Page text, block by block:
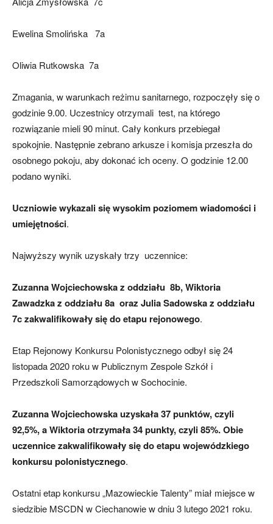
Ewelina Smolińska 7a
Oliwia Rutkowska 7a
Zmagania, w warunkach reżimu sanitarnego, rozpoczęły się o
godzinie 9.00. Uczestnicy otrzymali test, na którego
rozwiązanie mieli 90 minut. Cały konkurs przebiegał
spokojnie. Następnie zebrano arkusze i komisja przeszła do
osobnego pokoju, aby dokonać ich oceny. O godzinie 12.00
podano wyniki.
Uczniowie wykazali się wysokim poziomem wiadomości i
umiejętności.
Najwyższy wynik uzyskały trzy uczennice:
Zuzanna Wojciechowska z oddziału 8b, Wiktoria
Zawadzka z oddziału 8a oraz Julia Sadowska z oddziału
7c zakwalifikowały się do etapu rejonowego.
Etap Rejonowy Konkursu Polonistycznego odbył się 24
listopada 2020 roku w Publicznym Zespole Szkół i
Przedszkoli Samorządowych w Sochocinie.
Zuzanna Wojciechowska uzyskała 37 punktów, czyli
92,5%, a Wiktoria otrzymała 34 punkty, czyli 85%. Obie
uczennice zakwalifikowały się do etapu wojewódzkiego
konkursu polonistycznego.
Ostatni etap konkursu „Mazowieckie Talenty” miał miejsce w
siedzibie MSCDN w Ciechanowie w dniu 3 lutego 2021 roku.